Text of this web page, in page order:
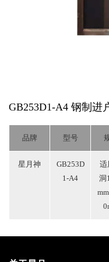
GB253D1-A4 钢制进
品牌 型号
星月神
GB253D
1-A4
适
洞